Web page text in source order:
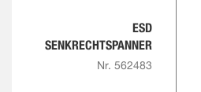
ESD
SENKRECHTSPANNER
Nr. 562483